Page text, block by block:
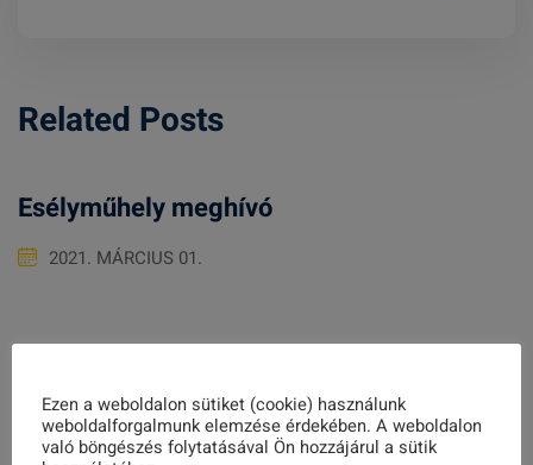
Related Posts
Esélyműhely meghívó
2021. MÁRCIUS 01.
2021. MÁRCIUS 01.
Ezen a weboldalon sütiket (cookie) használunk
weboldalforgalmunk elemzése érdekében. A weboldalon
való böngészés folytatásával Ön hozzájárul a sütik